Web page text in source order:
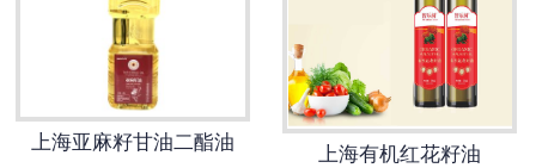
上海亚麻籽甘油二酯油
上海有机红花籽油